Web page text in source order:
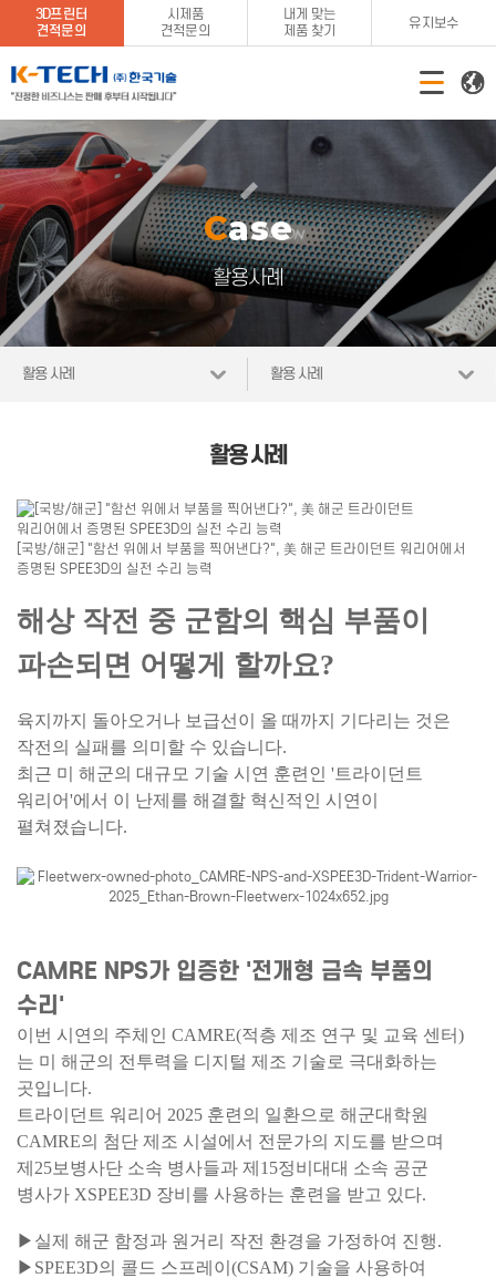
3D프린터
견적문의
시제품
견적문의
내게 맞는
제품 찾기
유지보수
Case
활용사례
활용 사례 활용 사례
활용 사례
[국방/해군] "함선 위에서 부품을 찍어낸다?", 美 해군 트라이던트 워리어에서
증명된 SPEE3D의 실전 수리 능력
해상 작전 중 군함의 핵심 부품이
파손되면 어떻게 할까요?
육지까지 돌아오거나 보급선이 올 때까지 기다리는 것은
작전의 실패를 의미할 수 있습니다.
최근 미 해군의 대규모 기술 시연 훈련인 '트라이던트
워리어'에서 이 난제를 해결할 혁신적인 시연이
펼쳐졌습니다.
CAMRE NPS가 입증한 '전개형 금속 부품의
수리'
이번 시연의 주체인 CAMRE(적층 제조 연구 및 교육 센터)
는 미 해군의 전투력을 디지털 제조 기술로 극대화하는
곳입니다.
트라이던트 워리어 2025 훈련의 일환으로 해군대학원
CAMRE의 첨단 제조 시설에서 전문가의 지도를 받으며
제25보병사단 소속 병사들과 제15정비대대 소속 공군
병사가 XSPEE3D 장비를 사용하는 훈련을 받고 있다.
▶실제 해군 함정과 원거리 작전 환경을 가정하여 진행.
▶SPEE3D의 콜드 스프레이(CSAM) 기술을 사용하여